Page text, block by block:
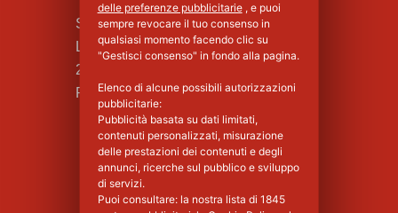
SILPA S.R.L.
Largo F.lli Cervi, 8
20090 Vimodrone (MI)
Piva : 02339750966 - MI 1427008
delle preferenze pubblicitarie, e puoi
sempre revocare il tuo consenso in
qualsiasi momento facendo clic su
"Gestisci consenso" in fondo alla pagina.
Elenco di alcune possibili autorizzazioni
pubblicitarie:
Pubblicità basata su dati limitati,
contenuti personalizzati, misurazione
delle prestazioni dei contenuti e degli
annunci, ricerche sul pubblico e sviluppo
di servizi.
Puoi consultare: la nostra lista di 1845